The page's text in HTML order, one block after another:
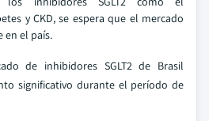
y CKD, se espera que el mercado
en el país.
de inhibidores SGLT2 de Brasil
significativo durante el período de